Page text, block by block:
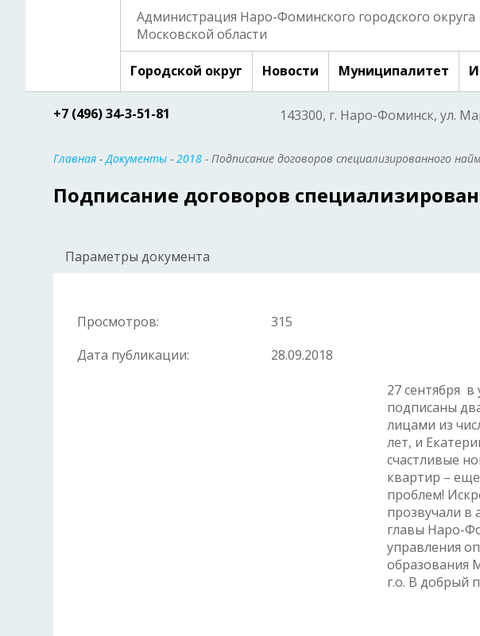
Администрация Наро-Фоминского городского округа
Московской области
Городской округ Новости Муниципалитет
+7 (496) 34-3-51-81 143300, г. Наро-Фоминск, ул.
Главная -Документы - 2018 - Подписание договоров специализированного
Подписание договоров
Параметры документа
Просмотров:
315
Дата публикации:
28.09.2018
27 сентября
подписаны
лицами из
лет, и
счастливые
квартир –
проблем!
прозвучали в
главы Наро-
управления
образования
г.о. В добрый